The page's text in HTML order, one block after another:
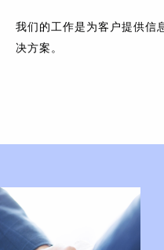
我们的工作是为客户提供信
决方案。